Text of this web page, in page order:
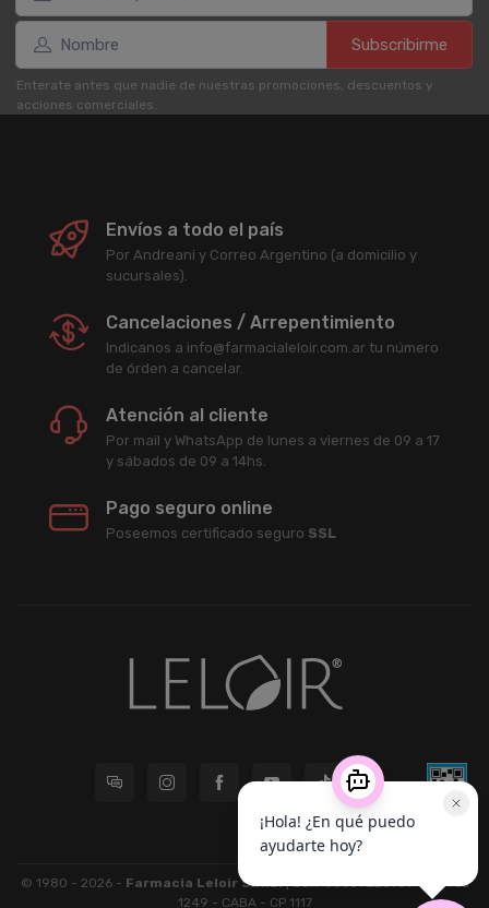
Subscribirme
Enterate antes que nadie de nuestras promociones, descuentos y
acciones comerciales.
Envíos a todo el país
Por Andreani y Correo Argentino (a domicilio y
sucursales).
Cancelaciones / Arrepentimiento
Indicanos a info@farmacialeloir.com.ar tu número
de órden a cancelar.
Atención al cliente
Por mail y WhatsApp de lunes a viernes de 09 a 17
y sábados de 09 a 14hs.
Pago seguro online
Poseemos certificado seguro SSL
© 1980 - 2026 - Farmacia Leloir S.R.L.
| CUIT 33609220789 - Larrea
1249 - CABA - CP 1117